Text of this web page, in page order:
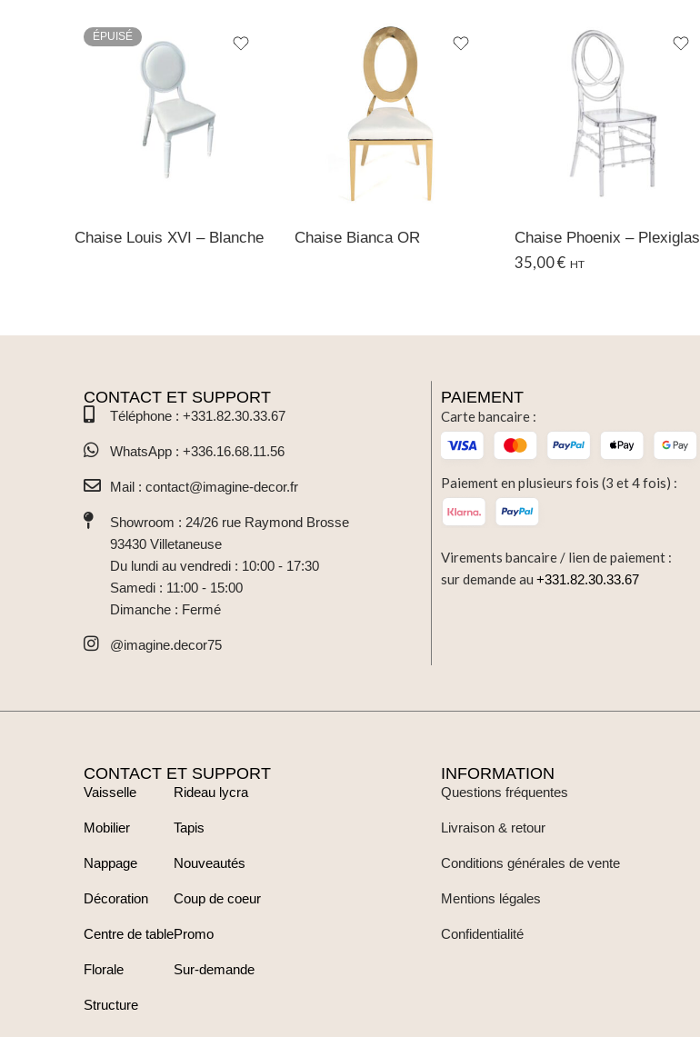
ÉPUISÉ
Chaise Louis XVI – Blanche Chaise Bianca OR
Chaise Phoenix – Plexiglas
35,00€ HT
CONTACT ET SUPPORT
Téléphone : +331.82.30.33.67
WhatsApp : +336.16.68.11.56
Mail : contact@imagine-decor.fr
Showroom : 24/26 rue Raymond Brosse
93430 Villetaneuse
Du lundi au vendredi : 10:00 - 17:30
Samedi : 11:00 - 15:00
Dimanche : Fermé
@imagine.decor75
PAIEMENT
Carte bancaire :
Paiement en plusieurs fois (3 et 4 fois) :
Virements bancaire / lien de paiement :
sur demande au+331.82.30.33.67
CONTACT ET SUPPORT
Vaisselle
Mobilier
Nappage
Décoration
Centre de table
Florale
Structure
Rideau lycra
Tapis
Nouveautés
Coup de coeur
Promo
Sur-demande
INFORMATION
Questions fréquentes
Livraison & retour
Conditions générales de vente
Mentions légales
Confidentialité